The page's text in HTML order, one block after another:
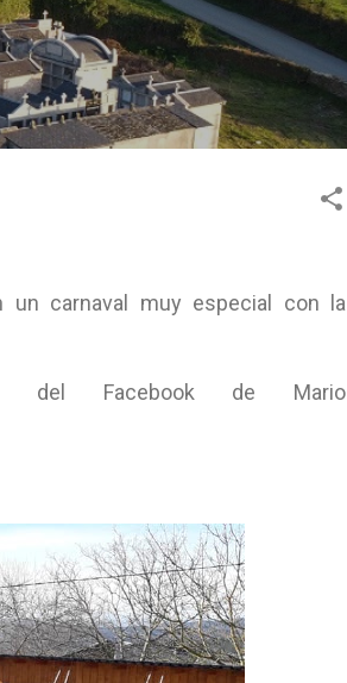
un carnaval muy especial con la
del Facebook de Mario